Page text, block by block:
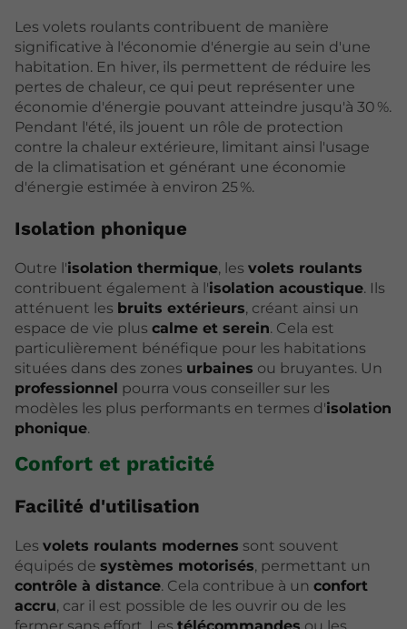
Les volets roulants contribuent de manière
significative à l'économie d'énergie au sein d'une
habitation. En hiver, ils permettent de réduire les
pertes de chaleur, ce qui peut représenter une
économie d'énergie pouvant atteindre jusqu'à 30 %.
Pendant l'été, ils jouent un rôle de protection
contre la chaleur extérieure, limitant ainsi l'usage
de la climatisation et générant une économie
d'énergie estimée à environ 25 %.
Isolation phonique
Outre l'isolation thermique, les volets roulants
contribuent également à l'isolation acoustique. Ils
atténuent les bruits extérieurs, créant ainsi un
espace de vie plus calme et serein. Cela est
particulièrement bénéfique pour les habitations
situées dans des zones urbaines ou bruyantes. Un
professionnel pourra vous conseiller sur les
modèles les plus performants en termes d'isolation
phonique.
Confort et praticité
Facilité d'utilisation
Les volets roulants modernes sont souvent
équipés de systèmes motorisés, permettant un
contrôle à distance. Cela contribue à un confort
accru, car il est possible de les ouvrir ou de les